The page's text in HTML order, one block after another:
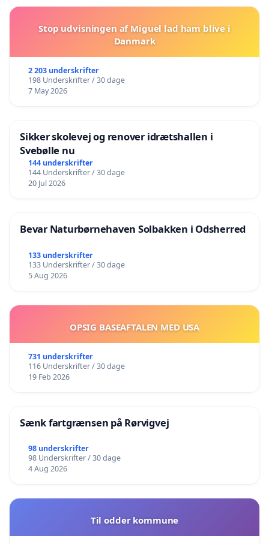
Stop udvisningen af Miguel lad ham blive i
Danmark
2 203 underskrifter
198 Underskrifter / 30 dage
7 May 2026
Sikker skolevej og renover idrætshallen i
Svebølle nu
144 underskrifter
144 Underskrifter / 30 dage
20 Jul 2026
Bevar Naturbørnehaven Solbakken i Odsherred
133 underskrifter
133 Underskrifter / 30 dage
5 Aug 2026
OPSIG BASEAFTALEN MED USA
731 underskrifter
116 Underskrifter / 30 dage
19 Feb 2026
Sænk fartgrænsen på Rørvigvej
98 underskrifter
98 Underskrifter / 30 dage
4 Aug 2026
Til odder kommune